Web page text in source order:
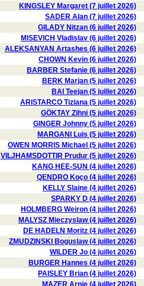
KINGSLEY Margaret (7 juillet 2026)
SADER Alan (7 juillet 2026)
GILADY Nitzan (6 juillet 2026)
MISEVICH Vladislav (6 juillet 2026)
ALEKSANYAN Artashes (6 juillet 2026)
CHOWN Kevin (6 juillet 2026)
BARBER Stefanie (6 juillet 2026)
BERK Marjan (5 juillet 2026)
BAI Teejan (5 juillet 2026)
ARISTARCO Tiziana (5 juillet 2026)
GÖKTAY Zihni (5 juillet 2026)
GINGER Johnny (5 juillet 2026)
MARGANI Luis (5 juillet 2026)
OWEN MORRIS Michael (5 juillet 2026)
VILJHAMSDOTTIR Prudur (5 juillet 2026)
KANG HEE-SUN (4 juillet 2026)
QENDRO Koço (4 juillet 2026)
KELLY Slaine (4 juillet 2026)
SPARKY D (4 juillet 2026)
HOLMBERG Weiron (4 juillet 2026)
MALYSZ Mieczyslaw (4 juillet 2026)
DE HADELN Moritz (4 juillet 2026)
ZMUDZINSKI Boguslaw (4 juillet 2026)
WILDER Jo (4 juillet 2026)
BURGER Hannes (4 juillet 2026)
PAISLEY Brian (4 juillet 2026)
MAZER Arnie (4 juillet 2026)